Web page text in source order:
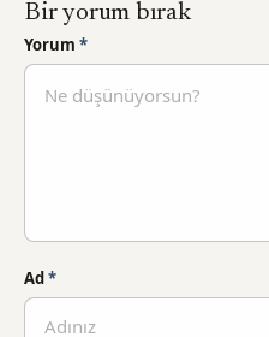
Bir yorum bırak
Yorum *
Ad*